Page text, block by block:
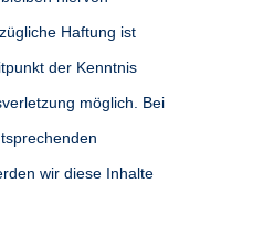
Haftung ist
der Kenntnis
möglich. Bei
wir diese Inhalte